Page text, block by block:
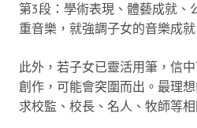
第3段：學術表現、體藝成就、
重音樂，就強調子女的音樂成就
此外，若子女已靈活用筆，信
創作，可能會突圍而出。最理
求校監、校長、名人、牧師等